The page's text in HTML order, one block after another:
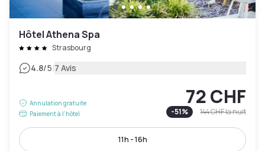
Hôtel Athena Spa
Strasbourg
4.8/5|7 Avis
Annulation gratuite
Paiement à l'hôtel
72 CHF
-51% 144 CHFla nuit
11h - 16h